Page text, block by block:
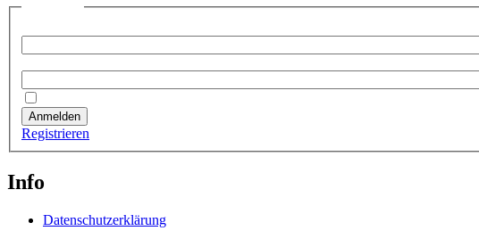
Anmelden
Registrieren
Info
Datenschutzerklärung